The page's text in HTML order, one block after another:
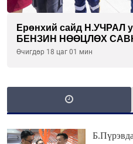
Ерөнхий сайд Н.УЧРАЛ
БЕНЗИН НӨӨЦЛӨХ
танилцлаа
Өчигдөр 18 цаг 01 мин